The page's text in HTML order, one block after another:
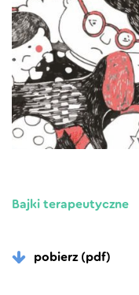
Bajki terapeutyczne
pobierz (pdf)